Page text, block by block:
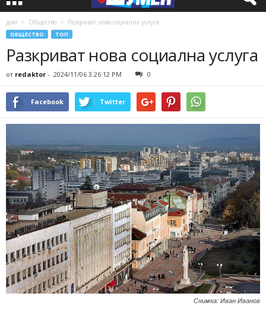
дом Общество Разкриват нова социална услуга
ОБЩЕСТВО ТОП
Разкриват нова социална услуга
от redaktor - 2024/11/06 3:26:12 PM 0
Facebook Twitter
Снимка: Иван Иванов